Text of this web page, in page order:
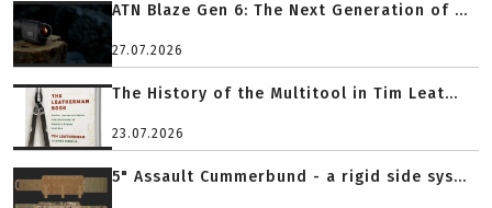
ATN Blaze Gen 6: The Next Generation of ...
27.07.2026
The History of the Multitool in Tim Leat...
23.07.2026
5" Assault Cummerbund - a rigid side sys...